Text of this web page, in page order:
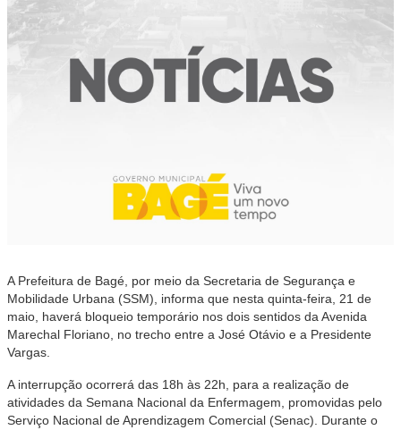
A Prefeitura de Bagé, por meio da Secretaria de Segurança e
Mobilidade Urbana (SSM), informa que nesta quinta-feira, 21 de
maio, haverá bloqueio temporário nos dois sentidos da Avenida
Marechal Floriano, no trecho entre a José Otávio e a Presidente
Vargas.
A interrupção ocorrerá das 18h às 22h, para a realização de
atividades da Semana Nacional da Enfermagem, promovidas pelo
Serviço Nacional de Aprendizagem Comercial (Senac). Durante o